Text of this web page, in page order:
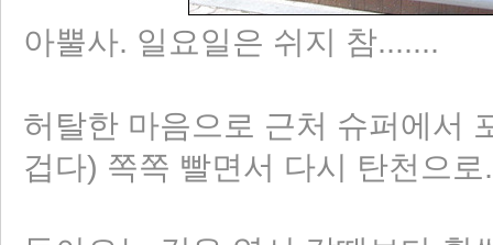
아뿔사. 일요일은 쉬지 참.......
허탈한 마음으로 근처 슈퍼에서
겁다) 쪽쪽 빨면서 다시 탄천으로.